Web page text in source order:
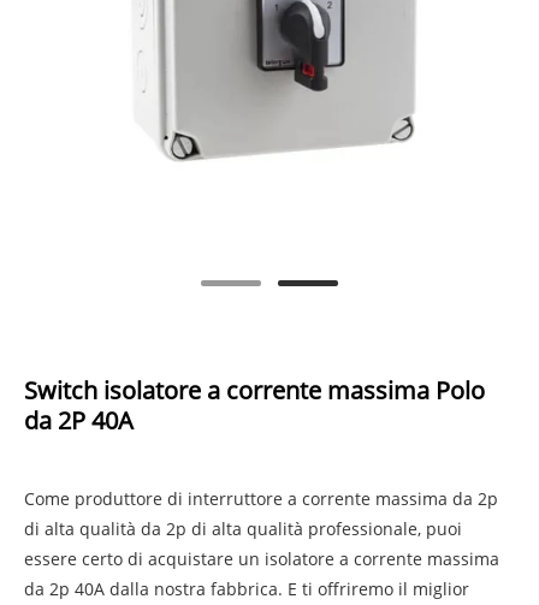
Switch isolatore a corrente massima Polo
da 2P 40A
Come produttore di interruttore a corrente massima da 2p
di alta qualità da 2p di alta qualità professionale, puoi
essere certo di acquistare un isolatore a corrente massima
da 2p 40A dalla nostra fabbrica. E ti offriremo il miglior